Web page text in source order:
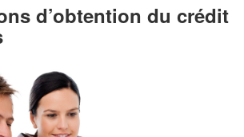
d’obtention du crédit